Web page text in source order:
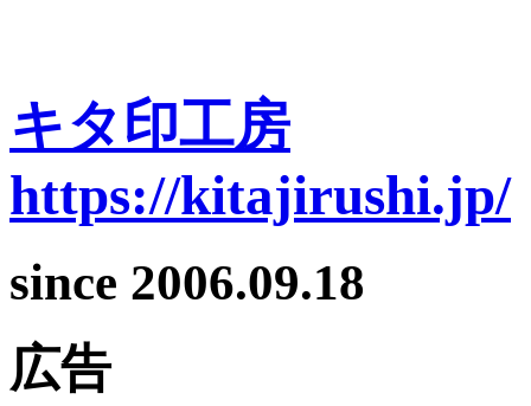
キタ印工房
https://kitajirushi.jp/
since 2006.09.18
広告